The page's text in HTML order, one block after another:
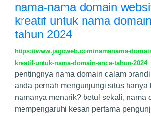
nama-nama domain
kreatif untuk nama
tahun 2024
https://www.jagoweb.com/namanama-
kreatif-untuk-nama-domain-anda-tahun-2024
pentingnya nama domain dalam
anda pernah mengunjungi situs hanya
namanya menarik? betul sekali, nama
mempengaruhi kesan pertama